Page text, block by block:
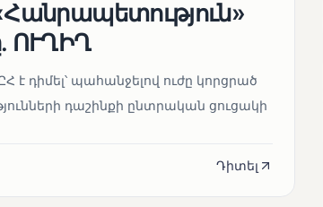
ՈՒՂԻՂ
է դիմել՝ պահանջելով ուժը կորցրած
դաշինքի ընտրական ցուցակի
Դիտել